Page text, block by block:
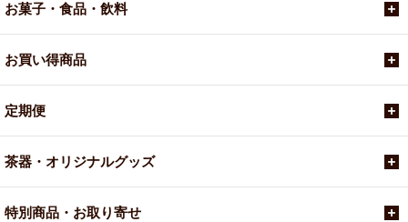
お菓子・食品・飲料
お買い得商品
定期便
茶器・オリジナルグッズ
特別商品・お取り寄せ